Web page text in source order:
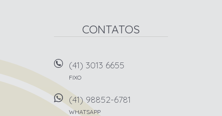
CONTATOS
(41) 3013 6655
FIXO
(41) 98852-6781
WHATSAPP